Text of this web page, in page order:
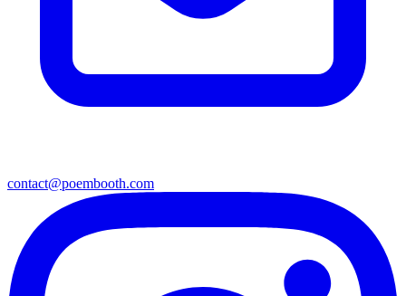
contact@poembooth.com